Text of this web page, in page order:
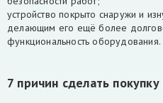
устройство покрыто снаружи и
делающим его ещё более
функциональность оборудования.
7 причин сделать